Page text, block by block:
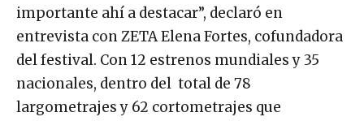
importante ahí a destacar”, declaró en
entrevista con ZETA Elena Fortes, cofundadora
del festival. Con 12 estrenos mundiales y 35
nacionales, dentro del total de 78
largometrajes y 62 cortometrajes que